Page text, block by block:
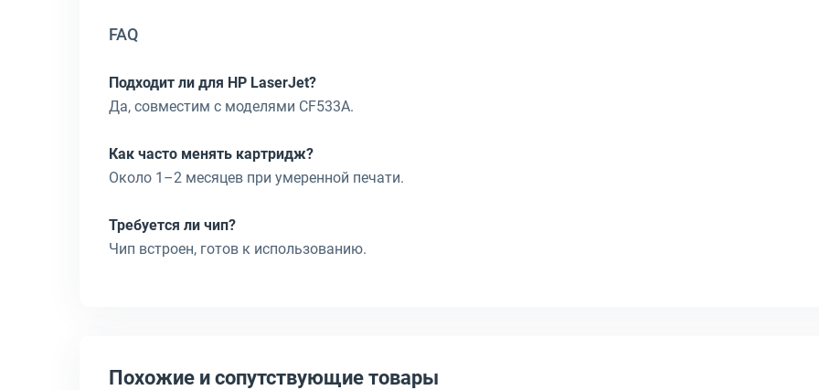
FAQ
Подходит ли для HP LaserJet?
Да, совместим с моделями CF533A.
Как часто менять картридж?
Около 1–2 месяцев при умеренной печати.
Требуется ли чип?
Чип встроен, готов к использованию.
Похожие и сопутствующие товары